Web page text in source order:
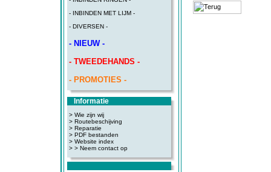
- INBINDEN MET LIJM -
- DIVERSEN -
- NIEUW -
- TWEEDEHANDS -
- PROMOTIES -
Informatie
> Wie zijn wij
> Routebeschijving
> Reparatie
> PDF bestanden
> Website index
> > Neem contact op